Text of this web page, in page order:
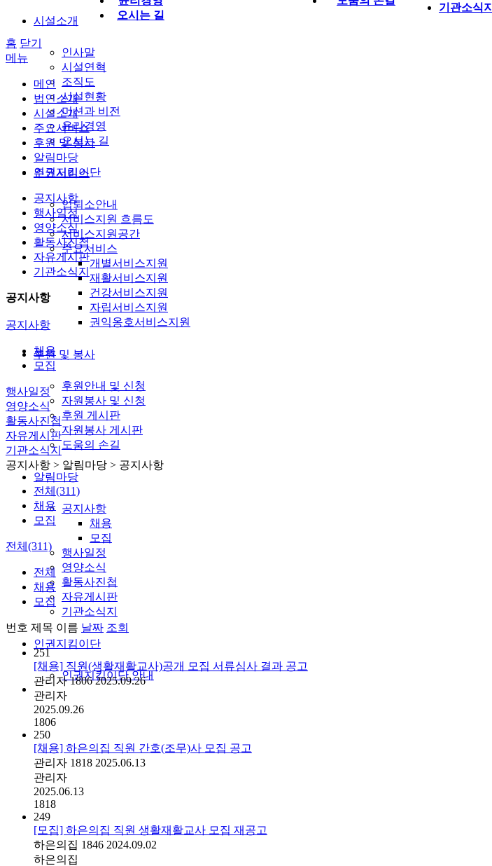
시설소개
인사말
시설연혁
조직도
시설현황
미션과 비전
윤리경영
오시는 길
주요서비스
입퇴소안내
서비스지원 흐름도
서비스지원공간
주요서비스
개별서비스지원
재활서비스지원
건강서비스지원
자립서비스지원
권익옹호서비스지원
후원 및 봉사
후원안내 및 신청
자원봉사 및 신청
후원 게시판
자원봉사 게시판
도움의 손길
알림마당
공지사항
채용
모집
행사일정
영양소식
활동사진첩
자유게시판
기관소식지
인권지킴이단
인권지킴이단 안내
오시는 길
기관소식지
홈 닫기
메뉴
메인
법인소개
시설소개
주요서비스
후원 및 봉사
알림마당
인권지킴이단
공지사항
행사일정
영양소식
활동사진첩
자유게시판
기관소식지
공지사항
공지사항
채용
모집
행사일정
영양소식
활동사진첩
자유게시판
기관소식지
공지사항 > 알림마당 > 공지사항
전체(311)
채용
모집
전체(311)
전체
채용
모집
번호 제목 이름 날짜 조회
251
[채용] 직원(생활재활교사)공개 모집 서류심사 결과 공고
관리자 1806 2025.09.26
관리자
2025.09.26
1806
250
[채용] 하은의집 직원 간호(조무)사 모집 공고
관리자 1818 2025.06.13
관리자
2025.06.13
1818
249
[모집] 하은의집 직원 생활재활교사 모집 재공고
하은의집 1846 2024.09.02
하은의집